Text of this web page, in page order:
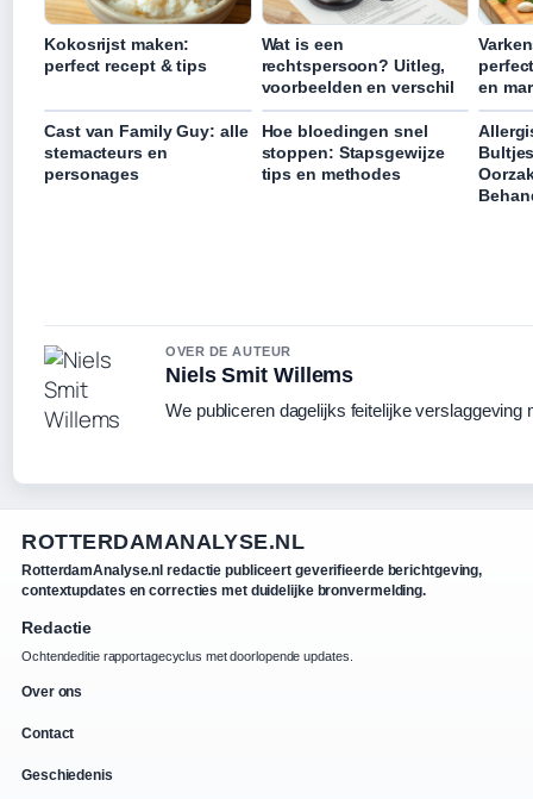
Kokosrijst maken:
perfect recept & tips
Wat is een
rechtspersoon? Uitleg,
voorbeelden en verschil
en
Cast van Family Guy: alle
stemacteurs en
personages
Hoe bloedingen snel
stoppen: Stapsgewijze
tips en methodes
OVER DE AUTEUR
Niels Smit Willems
We publiceren dagelijks feitelijke verslaggeving
ROTTERDAMANALYSE.NL
RotterdamAnalyse.nl redactie publiceert geverifieerde berichtgeving,
contextupdates en correcties met duidelijke bronvermelding.
Redactie
Ochtendeditie rapportagecyclus met doorlopende updates.
Over ons
Contact
Geschiedenis